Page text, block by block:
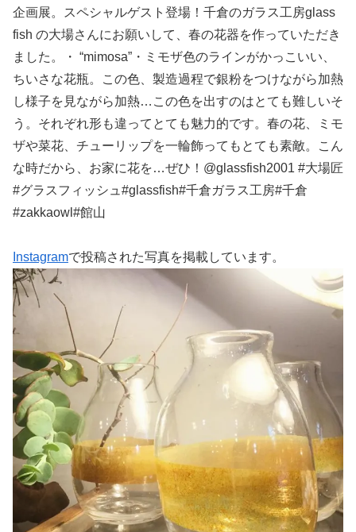
企画展。スペシャルゲスト登場！千倉のガラス工房glass
fish の大場さんにお願いして、春の花器を作っていただき
ました。・ “mimosa”・ミモザ色のラインがかっこいい、
ちいさな花瓶。この色、製造過程で銀粉をつけながら加熱
し様子を見ながら加熱…この色を出すのはとても難しいそ
う。それぞれ形も違ってとても魅力的です。春の花、ミモ
ザや菜花、チューリップを一輪飾ってもとても素敵。こん
な時だから、お家に花を…ぜひ！@glassfish2001 #大場匠
#グラスフィッシュ#glassfish#千倉ガラス工房#千倉
#zakkaowl#館山
Instagramで投稿された写真を掲載しています。